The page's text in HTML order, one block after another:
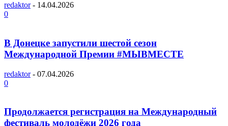
redaktor - 14.04.2026
0
В Донецке запустили шестой сезон
Международной Премии #МЫВМЕСТЕ
redaktor - 07.04.2026
0
Продолжается регистрация на Международный
фестиваль молодёжи 2026 года